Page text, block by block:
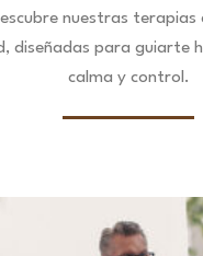
nuestras terapias
diseñadas para guiarte
calma y control.